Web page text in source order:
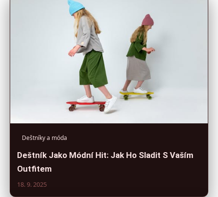
Deštníky a móda
Deštník Jako Módní Hit: Jak Ho Sladit S Vaším
Outfitem
18. 9. 2025